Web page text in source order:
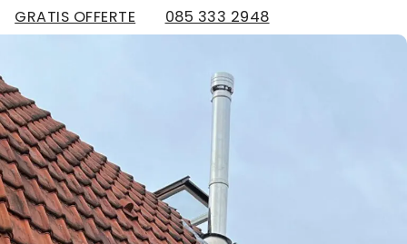
GRATIS OFFERTE
085 333 2948